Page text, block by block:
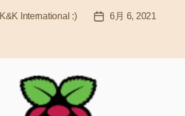
K&K International :)
投
6月 6, 2021